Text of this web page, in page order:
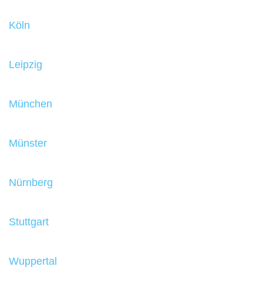
Köln
Leipzig
München
Münster
Nürnberg
Stuttgart
Wuppertal